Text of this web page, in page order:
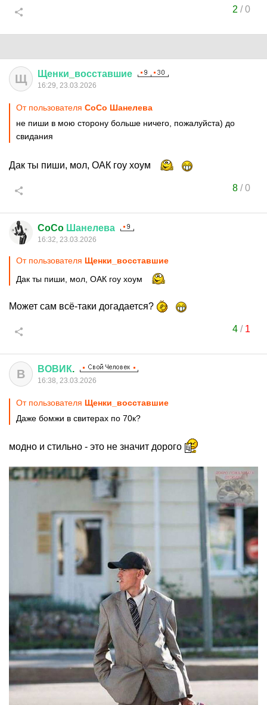
2 /0
Щ Щенки восставшие
16:29, 23.03.2026
От пользователя CoCo Шанелева
не пиши в мою сторону больше ничего, пожалуйста) до
свидания
Дак ты пиши, мол, ОАК гоу хоум
8/0
CoCo Шанелева
16:32, 23.03.2026
От пользователя Щенки_восставшие
Дак ты пиши, мол, ОАК гоу хоум
Может сам всё-таки догадается?
4/ 1
В ВОВИК.
16:38, 23.03.2026
От пользователя Щенки_восставшие
Даже бомжи в свитерах по 70к?
модно и стильно - это не значит дорого